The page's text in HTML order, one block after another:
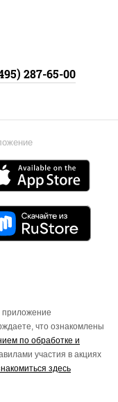
287-65-00
приложение
что ознакомлены
по обработке и
участия в акциях
здесь